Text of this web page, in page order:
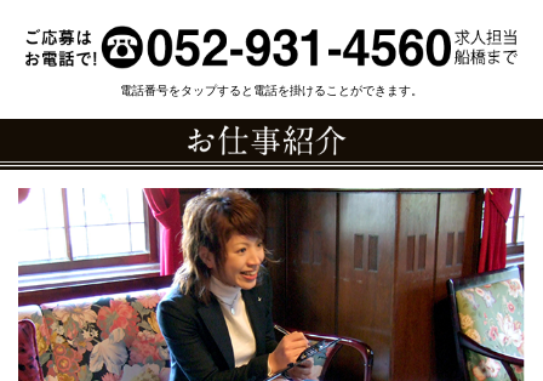
電話番号をタップすると電話を掛けることができます。